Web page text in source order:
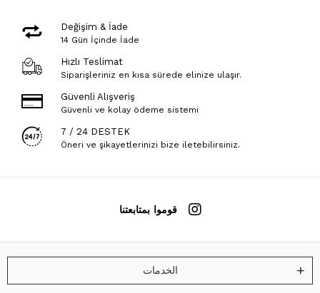
Değişim & İade
14 Gün İçinde İade
Hızlı Teslimat
Siparişleriniz en kısa sürede elinize ulaşır.
Güvenli Alışveriş
Güvenli ve kolay ödeme sistemi
7 / 24 DESTEK
Öneri ve şikayetlerinizi bize iletebilirsiniz.
قوموا بمتابعتنا
الخدمات